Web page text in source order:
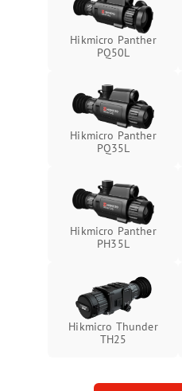
Неисправность системы
перенапряжения
защиты от замыкания
Неисправность системы
защиты от перегрева
Поломка системы защиты
от перенапряжения
Поломка системы защиты
Hikmicro Panther
PQ50L
Hikmicro Panther
PQ35L
Hikmicro Panther
PH35L
Hikmicro Thunder
TH25